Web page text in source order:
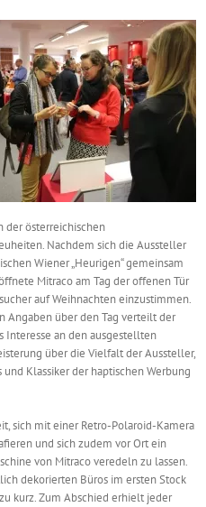
der österreichischen
Nachdem sich die Aussteller
Wiener „Heurigen“ gemeinsam
Mitraco am Tag der offenen Tür
auf Weihnachten einzustimmen.
Angaben über den Tag verteilt der
Interesse an den ausgestellten
über die Vielfalt der Aussteller,
Klassiker der haptischen Werbung
sich mit einer Retro-Polaroid-Kamera
und sich zudem vor Ort ein
von Mitraco veredeln zu lassen.
dekorierten Büros im ersten Stock
kurz. Zum Abschied erhielt jeder